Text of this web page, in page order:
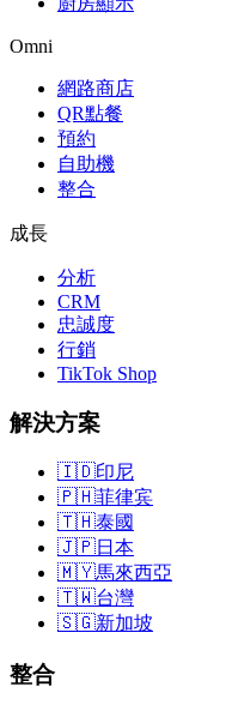
Omni
網路商店
QR點餐
預約
自助機
整合
成長
分析
CRM
忠誠度
行銷
TikTok Shop
解決方案
🇮🇩印尼
🇵🇭菲律宾
🇹🇭泰國
🇯🇵日本
🇲🇾馬來西亞
🇹🇼台灣
🇸🇬新加坡
整合